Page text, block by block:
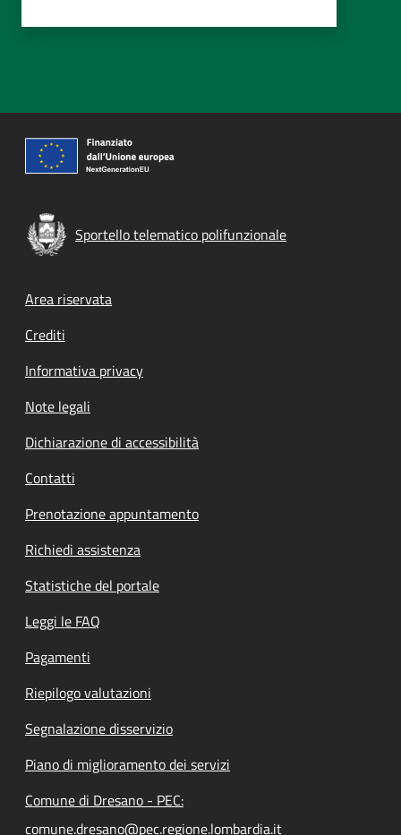
Sportello telematico polifunzionale
Footer menu
Area riservata
Crediti
Informativa privacy
Note legali
Dichiarazione di accessibilità
Contatti
Prenotazione appuntamento
Richiedi assistenza
Statistiche del portale
Leggi le FAQ
Pagamenti
Riepilogo valutazioni
Segnalazione disservizio
Piano di miglioramento dei servizi
Comune di Dresano - PEC:
comune.dresano@pec.regione.lombardia.it